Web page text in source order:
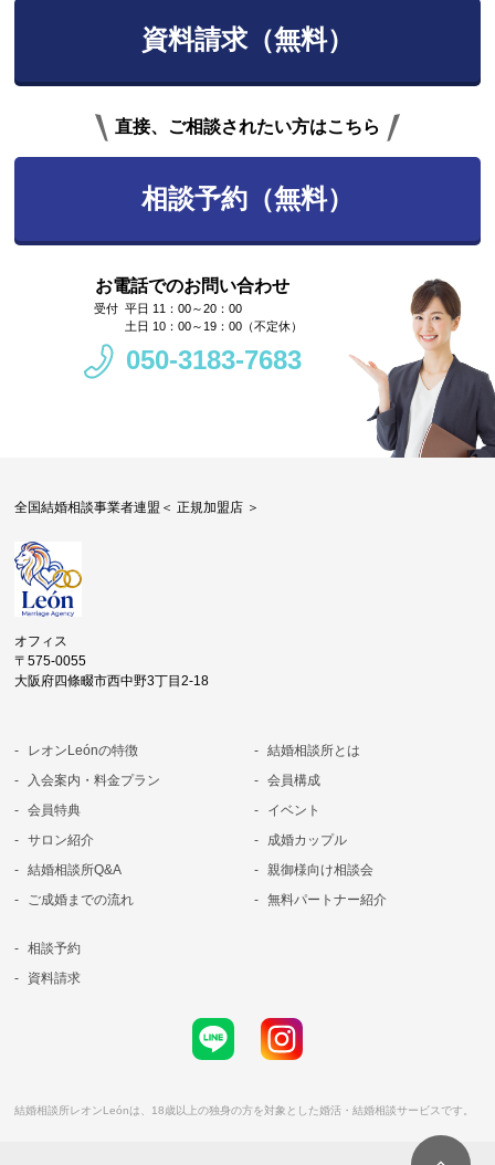
資料請求（無料）
直接、ご相談されたい方はこちら
相談予約（無料）
お電話でのお問い合わせ
平日 11：00～20：00
土日 10：00～19：00（不定休）
050-3183-7683
全国結婚相談事業者連盟＜ 正規加盟店 ＞
オフィス
〒575-0055
大阪府四條畷市西中野3丁目2-18
レオンLeónの特徴
入会案内・料金プラン
会員特典
サロン紹介
結婚相談所Q&A
ご成婚までの流れ
結婚相談所とは
会員構成
イベント
成婚カップル
親御様向け相談会
無料パートナー紹介
相談予約
資料請求
結婚相談所レオンLeónは、18歳以上の独身の方を対象とした婚活・結婚相談サービスです。